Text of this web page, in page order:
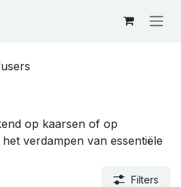
op kaarsen of op
verdampen van essentiële
Filters